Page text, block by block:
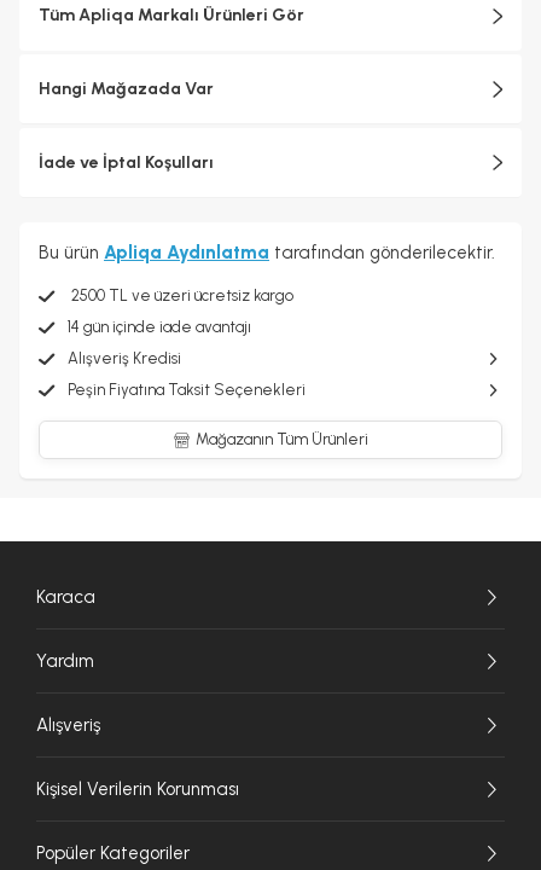
Tüm Apliqa Markalı Ürünleri Gör
Hangi Mağazada Var
İade ve İptal Koşulları
Bu ürün Apliqa Aydınlatma tarafından gönderilecektir.
2500 TL ve üzeri ücretsiz kargo
14 gün içinde iade avantajı
Alışveriş Kredisi
Peşin Fiyatına Taksit Seçenekleri
Mağazanın Tüm Ürünleri
Karaca
Yardım
Alışveriş
Kişisel Verilerin Korunması
Popüler Kategoriler